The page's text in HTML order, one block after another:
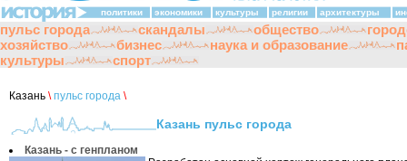
политики экономики культуры религии архитектуры
пульс города скандалы общество
хозяйство
бизнес наука и образование
культуры
спорт
Казань \ пульс города \
Казань пульс города
Казань - с генпланом